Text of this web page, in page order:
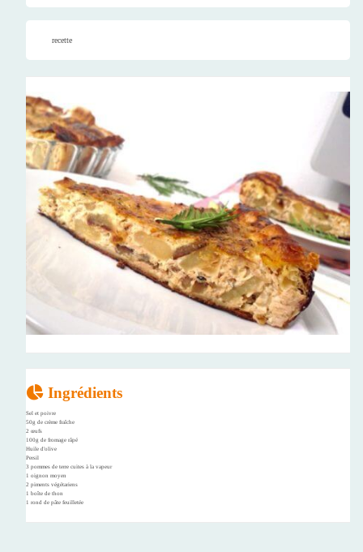
recette
Ingrédients
Sel et poivre
50g de crème fraîche
2 œufs
100g de fromage râpé
Huile d'olive
Persil
3 pommes de terre cuites à la vapeur
1 oignon moyen
2 piments végétariens
1 boîte de thon
1 rond de pâte feuilletée